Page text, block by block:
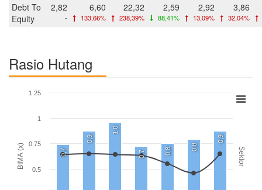
Debt To
Equity
2,82
-
6,60
133,66%
22,32
238,39%
2,59
88,41%
2,92
13,09%
3,86
32,04%
Rasio Hutang
BIMA (x) Sektor
0,7
0,9
1,0
0,7 0,8 0,8
0,9
0.5
0.75
1
1.25